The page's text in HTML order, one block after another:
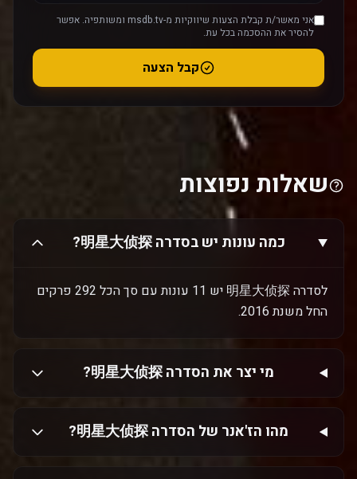
אני מאשר/ת קבלת הצעות שיווקיות מ-msdb.tv ומשותפיה. אפשר
להסיר את ההסכמה בכל עת.
קבל הצעה
שאלות נפוצות
כמה עונות יש בסדרה 明星大侦探?
לסדרה 明星大侦探 יש 11 עונות עם סך הכל 292 פרקים
החל משנת 2016.
מי יצר את הסדרה 明星大侦探?
מהו הז'אנר של הסדרה 明星大侦探?